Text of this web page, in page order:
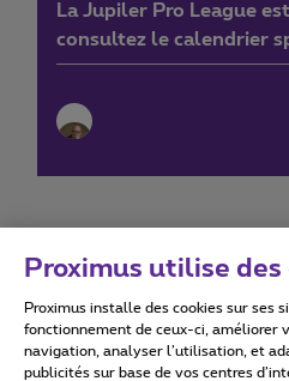
La Jupiler Pro League
consultez le calendrier
Conditions d'utilisation
Proximus utilise des
Proximus installe des cookies sur ses
fonctionnement de ceux-ci, améliorer
navigation, analyser l’utilisation, et
publicités sur base de vos centres